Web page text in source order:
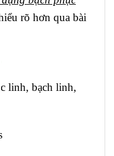
rõ hơn qua bài
linh, bạch linh,